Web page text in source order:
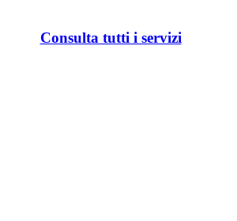
Consulta tutti i servizi